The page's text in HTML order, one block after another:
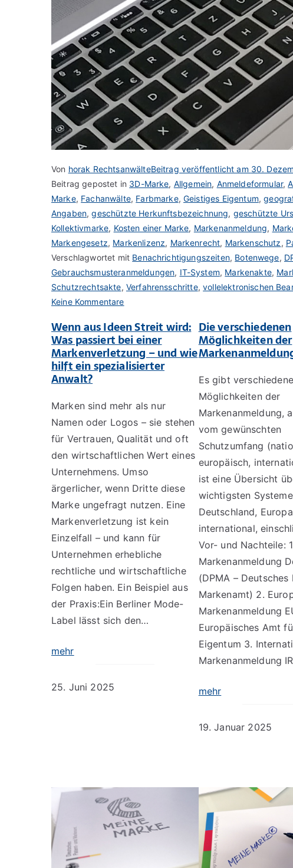
Von horak RechtsanwälteBeitrag veröffentlicht am 30.
Beitrag gepostet in 3D-Marke, Allgemein, Anmeldeformular,
Marke, Fachanwälte, Farbmarke,Geistiges Eigentum,
Angaben,geschützte Herkunftsbezeichnung, geschützte
Kollektivmarke, Kosten einer Marke, Markenanmeldung,
Markengesetz, Markenlizenz, Markenrecht, Markenschutz,
Verschlagwortet mit Benachrichtigungszeiten, Botenwege,
Gebrauchsmusteranmeldungen, IT-System, Markenakte,
Schutzrechtsakte, Verfahrensschritte,vollelektronischen
Keine Kommentarezu
Schutzrechtsakte
Wenn aus Ideen Streit wird:
Was passiert bei einer
Markenverletzung – und wie
hilft ein spezialisierter
Anwalt?
Marken sind mehr als nur
Namen oder Logos – sie stehen
für Vertrauen, Qualität und oft
den wirtschaftlichen Wert eines
Unternehmens. Umso
ärgerlicher, wenn Dritte diese
Marke ungefragt nutzen. Eine
Markenverletzung ist kein
Einzelfall – und kann für
Unternehmen erhebliche
rechtliche und wirtschaftliche
Folgen haben. Ein Beispiel aus
der Praxis:Ein Berliner Mode-
Label lässt sich den…
mehr
25. Juni 2025
Die verschiedenen
Möglichkeiten der
Es gibt verschiedene
Möglichkeiten der
Markenanmeldung,
vom gewünschten
Schutzumfang
europäisch,
ist eine Übersicht
wichtigsten
Deutschland,
international,
Vor- und Nachteile:
Markenanmeldung
(DPMA – Deutsches
Markenamt) 2.
Markenanmeldung
Europäisches Amt
Eigentum 3.
Markenanmeldung
mehr
19. Januar 2025